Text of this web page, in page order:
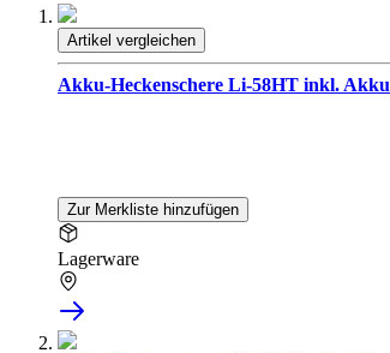
Artikel vergleichen
Akku-Heckenschere Li-58HT inkl. Akku
Zur Merkliste hinzufügen
Lagerware